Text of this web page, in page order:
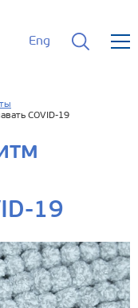
Eng
COVID-19
19